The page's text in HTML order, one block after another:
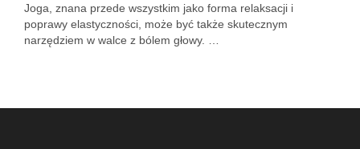
Joga, znana przede wszystkim jako forma relaksacji i
poprawy elastyczności, może być także skutecznym
narzędziem w walce z bólem głowy. …